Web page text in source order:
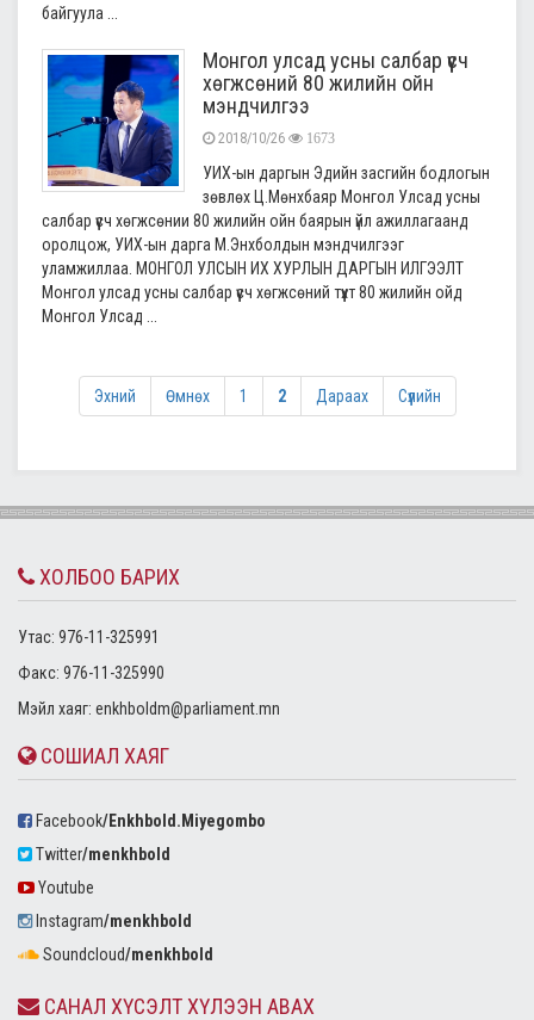
байгуула ...
Монгол улсад усны салбар үүсч
хөгжсөний 80 жилийн ойн
мэндчилгээ
2018/10/26 1673
УИХ-ын даргын Эдийн засгийн бодлогын
зөвлөх Ц.Мөнхбаяр Монгол Улсад усны
салбар үүсч хөгжсөнии 80 жилийн ойн баярын үйл ажиллагаанд
оролцож, УИХ-ын дарга М.Энхболдын мэндчилгээг
уламжиллаа. МОНГОЛ УЛСЫН ИХ ХУРЛЫН ДАРГЫН ИЛГЭЭЛТ
Монгол улсад усны салбар үүсч хөгжсөний түүхт 80 жилийн ойд
Монгол Улсад ...
Эхний Өмнөх 1 2 Дараах Сүүлийн
ХОЛБОО БАРИХ
Утас: 976-11-325991
Факс: 976-11-325990
Mэйл хаяг: enkhboldm@parliament.mn
СОШИАЛ ХАЯГ
Facebook/Enkhbold.Miyegombo
Twitter/menkhbold
Youtube
Instagram/menkhbold
Soundcloud/menkhbold
САНАЛ ХҮСЭЛТ ХҮЛЭЭН АВАХ